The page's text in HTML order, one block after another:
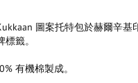
圖案托特包於赫爾辛基
籤。
有機棉製成。